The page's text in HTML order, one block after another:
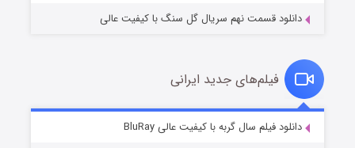
قسمت۷ (زیرنویس) منتشر شد
دانلود قسمت نهم سریال گل سنگ با کیفیت عالی
فیلم‌های جدید ایرانی
دانلود فیلم سال گربه با کیفیت عالی BluRay